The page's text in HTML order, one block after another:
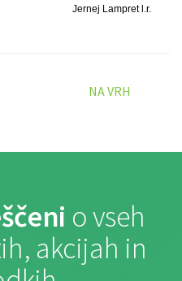
Jernej Lampret l.r.
NA VRH
o vseh
akcijah in